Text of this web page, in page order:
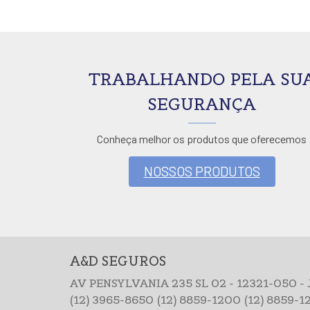
TRABALHANDO PELA
SEGURANÇA
Conheça melhor os produtos que oferecemos
NOSSOS PRODUTOS
A&D SEGUROS
AV PENSYLVANIA 235 SL 02 - 12321-050 -
(12) 3965-8650 (12) 8859-1200 (12) 8859-